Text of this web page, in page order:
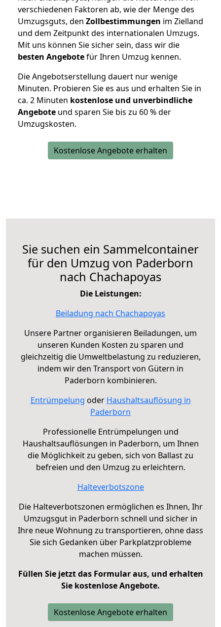
verschiedenen Faktoren ab, wie der Menge des
Umzugsguts, den Zollbestimmungen im Zielland
und dem Zeitpunkt des internationalen Umzugs.
Mit uns können Sie sicher sein, dass wir die
besten Angebotefür Ihren Umzug kennen.
Die Angebotserstellung dauert nur wenige
Minuten. Probieren Sie es aus und erhalten Sie in
ca. 2 Minuten kostenlose und unverbindliche
Angebote und sparen Sie bis zu 60 % der
Umzugskosten.
Kostenlose Angebote erhalten
Sie suchen ein Sammelcontainer
für den Umzug von Paderborn
nach Chachapoyas
Die Leistungen:
Beiladung nach Chachapoyas
Unsere Partner organisieren Beiladungen, um
unseren Kunden Kosten zu sparen und
gleichzeitig die Umweltbelastung zu reduzieren,
indem wir den Transport von Gütern in
Paderborn kombinieren.
Entrümpelung oder Haushaltsauflösung in
Paderborn
Professionelle Entrümpelungen und
Haushaltsauflösungen in Paderborn, um Ihnen
die Möglichkeit zu geben, sich von Ballast zu
befreien und den Umzug zu erleichtern.
Halteverbotszone
Die Halteverbotszonen ermöglichen es Ihnen, Ihr
Umzugsgut in Paderborn schnell und sicher in
Ihre neue Wohnung zu transportieren, ohne dass
Sie sich Gedanken über Parkplatzprobleme
machen müssen.
Füllen Sie jetzt das Formular aus, und erhalten
Sie kostenlose Angebote.
Kostenlose Angebote erhalten